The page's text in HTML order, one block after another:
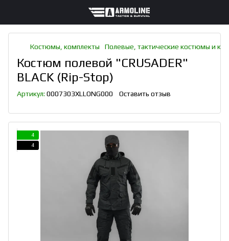
Костюмы, комплекты Полевые, тактические костюмы и
Костюм полевой "CRUSADER"
BLACK (Rip-Stop)
Артикул: 0007303XLLONG000 Оставить отзыв
4
4